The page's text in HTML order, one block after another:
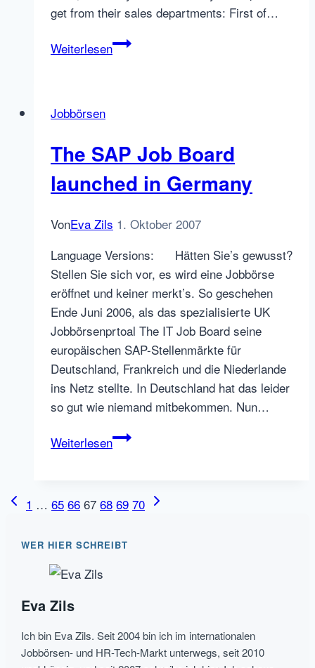
get from their sales departments: First of…
WeiterlesenThe
3:
Asking
a
board
for
information
Jobbörsen
The SAP Job Board
launched in Germany
VonEva Zils 1. Oktober 2007
Language Versions: Hätten Sie’s gewusst?
Stellen Sie sich vor, es wird eine Jobbörse
eröffnet und keiner merkt’s. So geschehen
Ende Juni 2006, als das spezialisierte UK
Jobbörsenprtoal The IT Job Board seine
europäischen SAP-Stellenmärkte für
Deutschland, Frankreich und die Niederlande
ins Netz stellte. In Deutschland hat das leider
so gut wie niemand mitbekommen. Nun…
WeiterlesenThe
launched
Germany
Seitennavigation
Vorherige
1 … 65 66 67 68 69 70 Nächste
WER HIER SCHREIBT
Eva Zils
Ich bin Eva Zils. Seit 2004 bin ich im internationalen
Jobbörsen- und HR-Tech-Markt unterwegs, seit 2010